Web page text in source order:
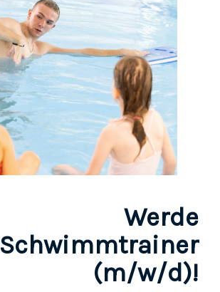
Werde
Schwimmtrainer
(m/w/d)!